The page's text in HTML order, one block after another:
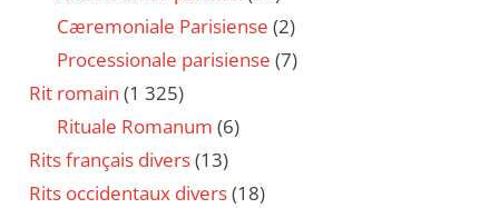
Cæremoniale Parisiense (2)
Processionale parisiense (7)
Rit romain (1 325)
Rituale Romanum (6)
Rits français divers(13)
Rits occidentaux divers(18)